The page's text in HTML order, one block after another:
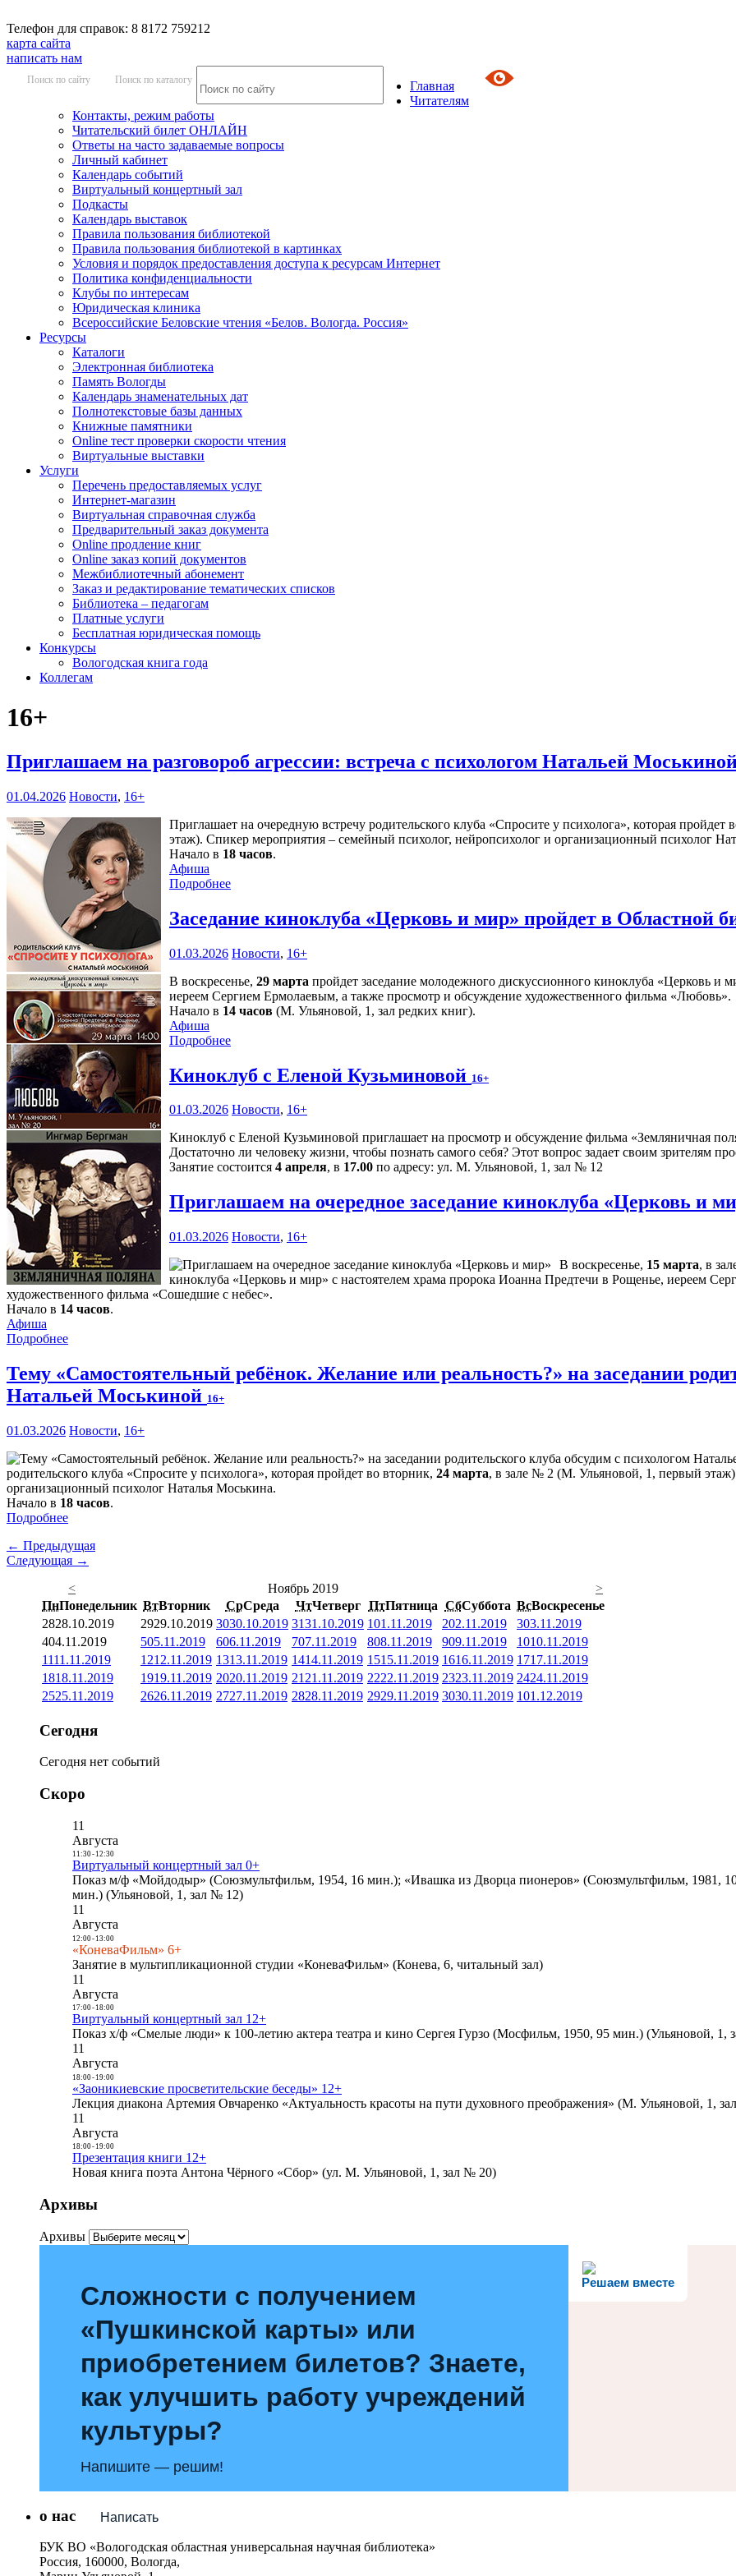
Телефон для справок: 8 8172 759212
карта сайта
написать нам
Поиск по сайту Поиск по каталогу
Главная
Читателям
Контакты, режим работы
Читательский билет ОНЛАЙН
Ответы на часто задаваемые вопросы
Личный кабинет
Календарь событий
Виртуальный концертный зал
Подкасты
Календарь выставок
Правила пользования библиотекой
Правила пользования библиотекой в картинках
Условия и порядок предоставления доступа к ресурсам Интернет
Политика конфиденциальности
Клубы по интересам
Юридическая клиника
Всероссийские Беловские чтения «Белов. Вологда. Россия»
Ресурсы
Каталоги
Электронная библиотека
Память Вологды
Календарь знаменательных дат
Полнотекстовые базы данных
Книжные памятники
Online тест проверки скорости чтения
Виртуальные выставки
Услуги
Перечень предоставляемых услуг
Интернет-магазин
Виртуальная справочная служба
Предварительный заказ документа
Online продление книг
Online заказ копий документов
Межбиблиотечный абонемент
Заказ и редактирование тематических списков
Библиотека – педагогам
Платные услуги
Бесплатная юридическая помощь
Конкурсы
Вологодская книга года
Коллегам
16+
Приглашаем на разговороб агрессии: встреча с психологом Натальей
01.04.2026 Новости, 16+
Приглашает на очередную встречу родительского клуба «Спросите у психолога», которая пройдет
этаж). Спикер мероприятия – семейный психолог, нейропсихолог и организационный психолог
Начало в 18 часов.
Афиша
Подробнее
Заседание киноклуба «Церковь и мир» пройдет в Областной
01.03.2026 Новости, 16+
В воскресенье, 29 марта пройдет заседание молодежного дискуссионного киноклуба «Церковь и
иереем Сергием Ермолаевым, а также просмотр и обсуждение художественного фильма «Любовь».
Начало в 14 часов (М. Ульяновой, 1, зал редких книг).
Афиша
Подробнее
Киноклуб с Еленой Кузьминовой 16+
01.03.2026 Новости, 16+
Киноклуб с Еленой Кузьминовой приглашает на просмотр и обсуждение фильма «Земляничная
Достаточно ли человеку жизни, чтобы познать самого себя? Этот вопрос задает своим зрителям
Занятие состоится 4 апреля, в 17.00 по адресу: ул. М. Ульяновой, 1, зал № 12
Приглашаем на очередное заседание киноклуба «Церковь и
01.03.2026 Новости, 16+
В воскресенье, 15 марта, в
киноклуба «Церковь и мир» с настоятелем храма пророка Иоанна Предтечи в Рощенье, иереем
художественного фильма «Сошедшие с небес».
Начало в 14 часов.
Афиша
Подробнее
Тему «Самостоятельный ребёнок. Желание или реальность?» на заседании
Натальей Моськиной 16+
01.03.2026 Новости, 16+
родительского клуба «Спросите у психолога», которая пройдет во вторник, 24 марта, в зале № 2 (М. Ульяновой, 1, первый
организационный психолог Наталья Моськина.
Начало в 18 часов.
Подробнее
← Предыдущая
Следующая →
<
Ноябрь 2019
>
ПнПонедельник ВтВторник СрСреда ЧтЧетверг ПтПятница СбСуббота ВсВоскресенье
2828.10.2019 2929.10.2019 3030.10.2019 3131.10.2019 101.11.2019 202.11.2019 303.11.2019
404.11.2019 505.11.2019 606.11.2019 707.11.2019 808.11.2019 909.11.2019 1010.11.2019
1111.11.2019 1212.11.2019 1313.11.2019 1414.11.2019 1515.11.2019 1616.11.2019 1717.11.2019
1818.11.2019 1919.11.2019 2020.11.2019 21 21.11.2019 2222.11.2019 2323.11.2019 2424.11.2019
2525.11.2019 2626.11.2019 2727.11.2019 2828.11.2019 2929.11.2019 3030.11.2019 101.12.2019
Сегодня
Сегодня нет событий
Скоро
11
Августа
11:30- 12:30
Виртуальный концертный зал 0+
Показ м/ф «Мойдодыр» (Союзмультфильм, 1954, 16 мин.); «Ивашка из Дворца пионеров» (Союзмультфильм, 1981,
мин.) (Ульяновой, 1, зал № 12)
11
Августа
12:00- 13:00
«КоневаФильм» 6+
Занятие в мультипликационной студии «КоневаФильм» (Конева, 6, читальный зал)
11
Августа
17:00- 18:00
Виртуальный концертный зал 12+
Показ х/ф «Смелые люди» к 100-летию актера театра и кино Сергея Гурзо (Мосфильм, 1950, 95 мин.) (Ульяновой, 1,
11
Августа
18:00- 19:00
«Заоникиевские просветительские беседы» 12+
Лекция диакона Артемия Овчаренко «Актуальность красоты на пути духовного преображения» (М. Ульяновой, 1,
11
Августа
18:00- 19:00
Презентация книги 12+
Новая книга поэта Антона Чёрного «Сбор» (ул. М. Ульяновой, 1, зал № 20)
Архивы
Архивы
Решаем вместе
Сложности с получением
«Пушкинской карты» или
приобретением билетов? Знаете,
как улучшить работу учреждений
культуры?
Напишите — решим!
Написать
о нас
БУК ВО «Вологодская областная универсальная научная библиотека»
Россия, 160000, Вологда,